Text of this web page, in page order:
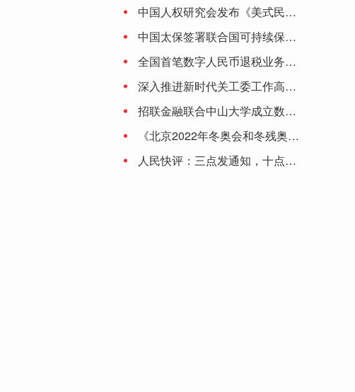
中国人权研究会发布《美式民主的局限与弊病》研究报告
中国太保签署联合国可持续保险原则和负责任投资原则
全国首笔数字人民币退税业务落地大连
深入推进新时代关工委工作高质量发展
招联金融联合中山大学成立数字金融研究中心 积极助推数字金融产业生态
《北京2022年冬奥会和冬残奥会防疫手册》提出6项原则：涉奥人员闭环管理 建议接种加强针
人民快评：三点发通知，十点就停止受理，为啥这么赶？